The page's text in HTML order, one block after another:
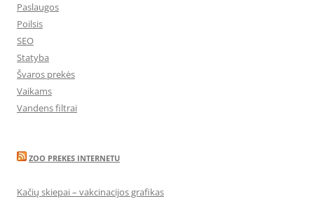
Paslaugos
Poilsis
SEO
Statyba
Švaros prekės
Vaikams
Vandens filtrai
ZOO PREKES INTERNETU
Kačių skiepai – vakcinacijos grafikas